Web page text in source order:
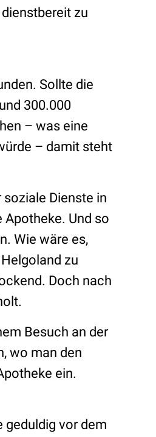
zu
Sollte die
300.000
– was eine
– damit steht
Dienste in
Und so
Wie wäre es,
zu
Doch nach
Besuch an der
wo man den
ein.
geduldig vor dem